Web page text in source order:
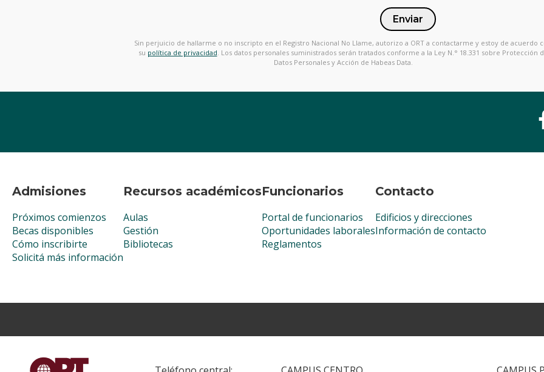
Enviar
Sin perjuicio de hallarme o no inscripto en el Registro Nacional No Llame, autorizo a ORT a contactarme y estoy de acuerdo
su política de privacidad . Los datos personales suministrados serán tratados conforme a la Ley N.° 18.331 sobre Protección
Datos Personales y Acción de Habeas Data.
Admisiones
Próximos comienzos
Becas disponibles
Cómo inscribirte
Solicitá más información
Recursos académicos
Aulas
Gestión
Bibliotecas
Funcionarios
Portal de funcionarios
Oportunidades laborales
Reglamentos
Contacto
Edificios y direcciones
Información de contacto